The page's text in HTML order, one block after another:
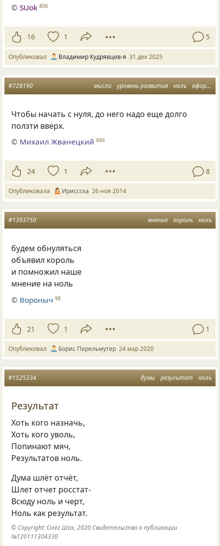
©SUok 806
16 1 5
Опубликовал Владимир Кудрявцев-я 31 дек 2025
мысли уровень развития ноль афоризмусы
#728190
Чтобы начать с нуля, до него надо еще долго
ползти вверх.
© Михаил Жванецкий 666
24 1 8
Опубликовала Ириссска 26 ноя 2014
мнение король ноль
#1393750
будем обнуляться
объявил король
и помножил наше
мнение на ноль
© Вороныч 98
21 1 1
Опубликовал Борис Перельмутер 24 мар 2020
думы результат ноль
#1525334
Результат
Хоть кого назначь,
Хоть кого уволь,
Попинают мяч,
Результатов ноль.
Дума шлёт отчёт,
Шлет отчет росстат-
Всюду ноль и черт,
Ноль как результат.
© Copyright: Олег Шах, 2020 Свидетельство о публикации
№120111304330